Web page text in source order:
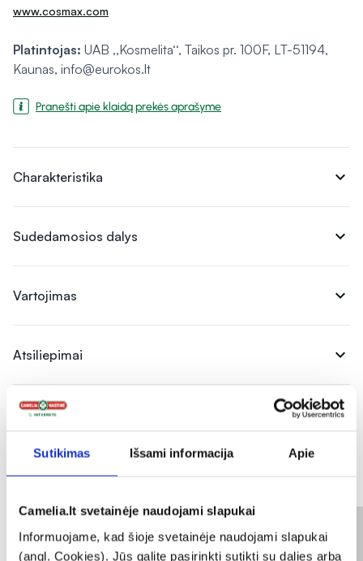
Sutikimas Išsami informacija Apie
Camelia.lt svetainėje naudojami slapukai
Informuojame, kad šioje svetainėje naudojami slapukai
(angl. Cookies). Jūs galite pasirinkti sutikti su dalies arba
www.cosmax.com
Platintojas: UAB ,,Kosmelita‘‘, Taikos pr. 100F, LT-51194,
Kaunas, info@eurokos.lt
Pranešti apie klaidą prekės aprašyme
Charakteristika expand_more
Sudedamosios dalys expand_more
Vartojimas expand_more
Atsiliepimai expand_more
Panašios prekės